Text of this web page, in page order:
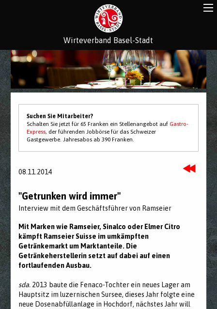
Wirteverband Basel-Stadt
Suchen Sie Mitarbeiter?
Schalten Sie jetzt für 65 Franken ein Stellenangebot aufGastro-
Express, der führenden Jobbörse für das Schweizer
Gastgewerbe. Jahresabos ab 390 Franken.
08.11.2014
"Getrunken wird immer"
Interview mit dem Geschäftsführer von Ramseier
Mit Marken wie Ramseier, Sinalco oder Elmer Citro
kämpft Ramseier Suisse im umkämpften
Getränkemarkt um Marktanteile. Die
Getränkeherstellerin setzt auf dabei auf einen
fortlaufenden Ausbau.
sda. 2013 baute die Fenaco-Tochter ein neues Lager am
Hauptsitz im luzernischen Sursee, dieses Jahr folgte eine
neue Dosenabfüllanlage in Hochdorf, nächstes Jahr will